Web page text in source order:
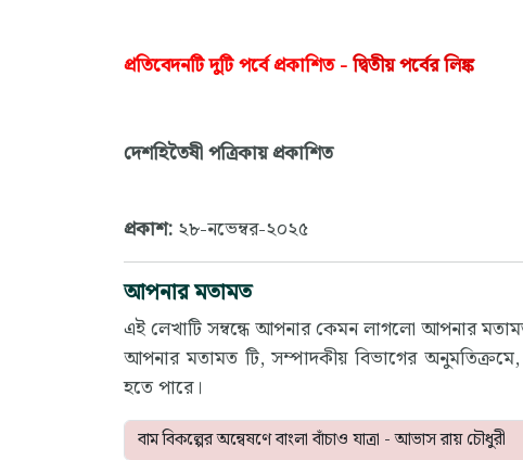
প্রতিবেদনটি দুটি পর্বে প্রকাশিত -দ্বিতীয় পর্বের লিঙ্ক
দেশহিতৈষী পত্রিকায় প্রকাশিত
প্রকাশ: ২৮-নভেম্বর-২০২৫
আপনার মতামত
এই লেখাটি সম্বন্ধে আপনার কেমন লাগলো আপনার
আপনার মতামত টি, সম্পাদকীয় বিভাগের
হতে পারে।